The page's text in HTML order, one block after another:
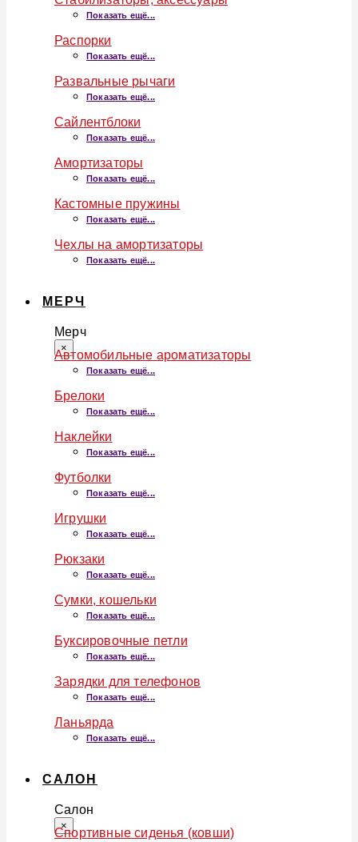
Показать ещё...
Распорки
Показать ещё...
Развальные рычаги
Показать ещё...
Сайлентблоки
Показать ещё...
Амортизаторы
Показать ещё...
Кастомные пружины
Показать ещё...
Чехлы на амортизаторы
Показать ещё...
МЕРЧ
Мерч
×
Автомобильные ароматизаторы
Показать ещё...
Брелоки
Показать ещё...
Наклейки
Показать ещё...
Футболки
Показать ещё...
Игрушки
Показать ещё...
Рюкзаки
Показать ещё...
Сумки, кошельки
Показать ещё...
Буксировочные петли
Показать ещё...
Зарядки для телефонов
Показать ещё...
Ланьярда
Показать ещё...
САЛОН
Салон
×
Спортивные сиденья (ковши)